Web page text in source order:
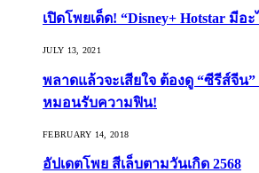
เปิดโพยเด็ด! “Disney+ Hotstar มีอ
JULY 13, 2021
พลาดแล้วจะเสียใจ ต้องดู “ซีรีส์จีน”
หมอนรับความฟิน!
FEBRUARY 14, 2018
อัปเดตโพย สีเล็บตามวันเกิด 2568